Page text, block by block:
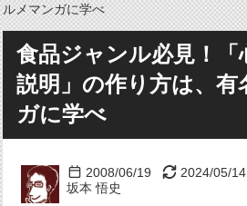
ルメマンガに学べ
食品ジャンル必見！「
説明」の作り方は、有
ガに学べ
2008/06/19
2024/05/14
坂本 悟史